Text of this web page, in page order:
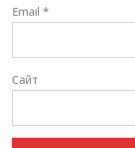
Email *
Сайт